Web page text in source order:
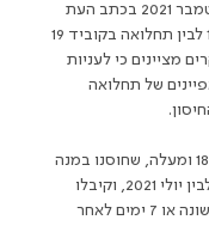
העת
בדק את הקשר בין חיסון לקוביד 19 לבין תחלואה בקוביד 19
מציינים כי לעניות
של תחלואה
במחקר השתתפו למעלה ממיליון איש בגילאי 18 ומעלה, שחוסנו במנה
אחת לפחות נגד קוביד 19, בין דצמבר 2020 לבין יולי 2021, וקיבלו
תשובה חיובית 14 יום לאחר קבלת המנה הראשונה או 7 ימים לאחר